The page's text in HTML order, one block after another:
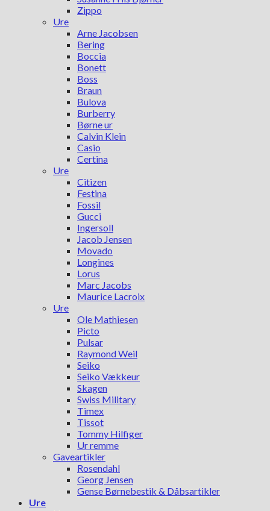
Zippo
Ure
Arne Jacobsen
Bering
Boccia
Bonett
Boss
Braun
Bulova
Burberry
Børne ur
Calvin Klein
Casio
Certina
Ure
Citizen
Festina
Fossil
Gucci
Ingersoll
Jacob Jensen
Movado
Longines
Lorus
Marc Jacobs
Maurice Lacroix
Ure
Ole Mathiesen
Picto
Pulsar
Raymond Weil
Seiko
Seiko Vækkeur
Skagen
Swiss Military
Timex
Tissot
Tommy Hilfiger
Ur remme
Gaveartikler
Rosendahl
Georg Jensen
Gense Børnebestik & Dåbsartikler
Ure